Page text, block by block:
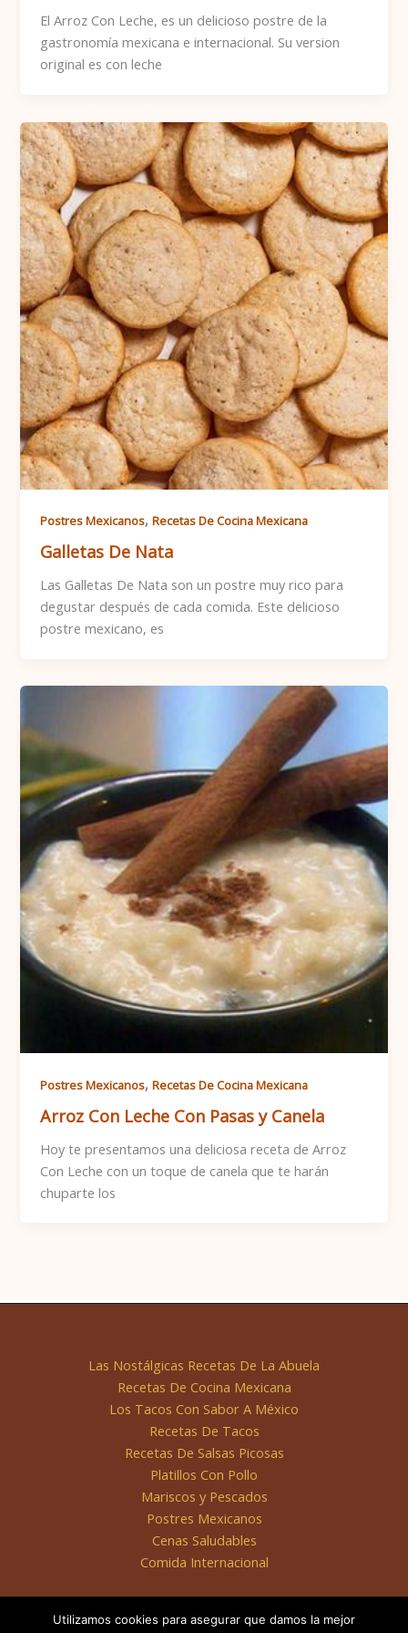
El Arroz Con Leche, es un delicioso postre de la
gastronomía mexicana e internacional. Su version
original es con leche
Postres Mexicanos,Recetas De Cocina Mexicana
Galletas De Nata
Las Galletas De Nata son un postre muy rico para
degustar después de cada comida. Este delicioso
postre mexicano, es
Postres Mexicanos,Recetas De Cocina Mexicana
Arroz Con Leche Con Pasas y Canela
Hoy te presentamos una deliciosa receta de Arroz
Con Leche con un toque de canela que te harán
chuparte los
Las Nostálgicas Recetas De La Abuela
Recetas De Cocina Mexicana
Los Tacos Con Sabor A México
Recetas De Tacos
Recetas De Salsas Picosas
Platillos Con Pollo
Mariscos y Pescados
Postres Mexicanos
Cenas Saludables
Comida Internacional
Utilizamos cookies para asegurar que damos la mejor